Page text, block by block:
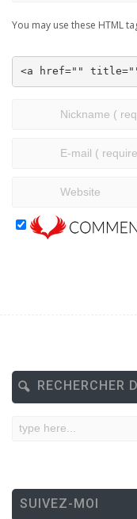
You may use these HTML
<a href=""
RECHERCHER
SUIVEZ-MOI